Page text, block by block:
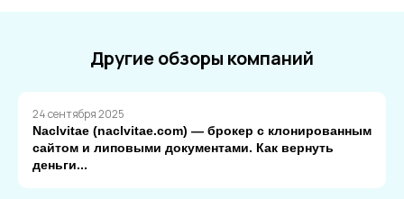
Другие обзоры компаний
24 сентября 2025
Naclvitae (naclvitae.com) — брокер с клонированным
сайтом и липовыми документами. Как вернуть
деньги...